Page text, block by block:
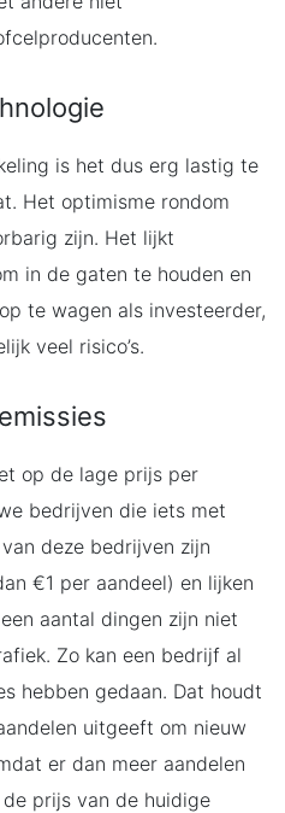
is het dus erg lastig te
Het optimisme rondom
zijn. Het lijkt
in de gaten te houden en
te wagen als investeerder,
veel risico’s.
op de lage prijs per
bedrijven die iets met
deze bedrijven zijn
€1 per aandeel) en lijken
aantal dingen zijn niet
Zo kan een bedrijf al
hebben gedaan. Dat houdt
uitgeeft om nieuw
er dan meer aandelen
prijs van de huidige